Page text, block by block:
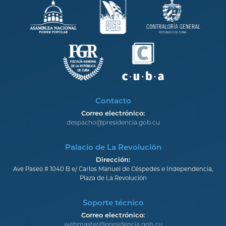
Contacto
Correo electrónico:
despacho@presidencia.gob.cu
Palacio de La Revolución
Dirección:
Ave Paseo # 1040 B e/ Carlos Manuel de Céspedes e Independencia,
Plaza de La Revolución
Soporte técnico
Correo electrónico:
webmaster@presidencia.gob.cu